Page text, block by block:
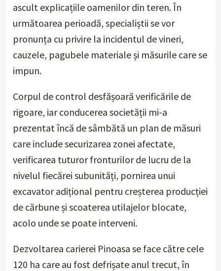
ascult explicațiile oamenilor din teren. În
următoarea perioadă, specialiștii se vor
pronunța cu privire la incidentul de vineri,
cauzele, pagubele materiale și măsurile care se
impun.
Corpul de control desfășoară verificările de
rigoare, iar conducerea societății mi-a
prezentat încă de sâmbătă un plan de măsuri
care include securizarea zonei afectate,
verificarea tuturor fronturilor de lucru de la
nivelul fiecărei subunități, pornirea unui
excavator adițional pentru creșterea producției
de cărbune și scoaterea utilajelor blocate,
acolo unde se poate interveni.
Dezvoltarea carierei Pinoasa se face către cele
120 ha care au fost defrișate anul trecut, în